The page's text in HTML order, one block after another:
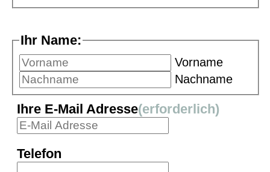
Ihr Name:
Vorname
Nachname
Ihre E-Mail Adresse(erforderlich)
Telefon